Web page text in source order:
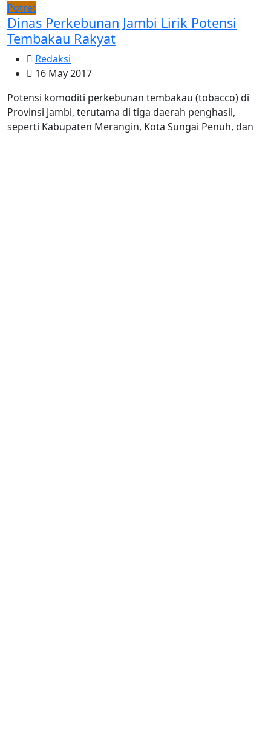
Potret
Dinas Perkebunan Jambi Lirik Potensi
Tembakau Rakyat
Redaksi
16 May 2017
Potensi komoditi perkebunan tembakau (tobacco) di
Provinsi Jambi, terutama di tiga daerah penghasil,
seperti Kabupaten Merangin, Kota Sungai Penuh, dan